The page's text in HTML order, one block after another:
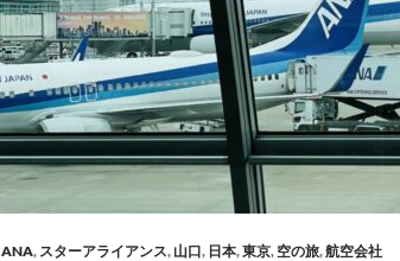
ANA, スターアライアンス, 山口, 日本,東京, 空の旅,航空会社